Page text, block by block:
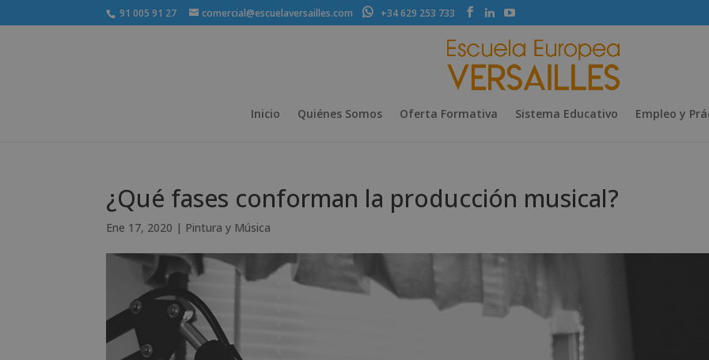
91 005 91 27 comercial@escuelaversailles.com +34 629 253 733
Inicio Quiénes Somos Oferta Formativa Sistema Educativo Empleo y
¿Qué fases conforman la producción musical?
Ene 17, 2020 | Pintura y Música